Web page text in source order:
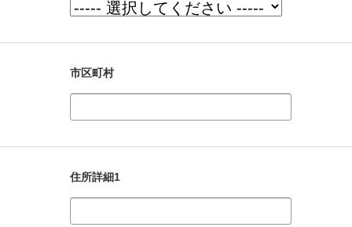
市区町村
住所詳細1